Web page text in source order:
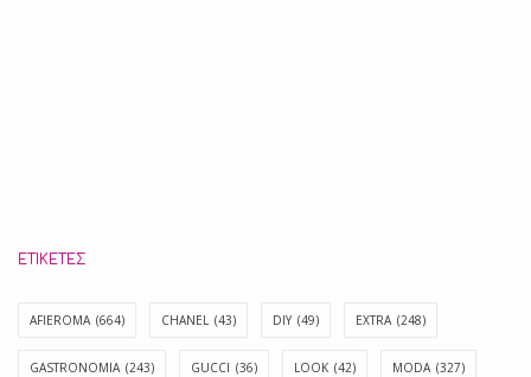
ΕΤΙΚΈΤΕΣ
AFIEROMA (664) CHANEL (43) DIY (49) EXTRA (248)
GASTRONOMIA (243) GUCCI (36) LOOK (42) MODA (327)